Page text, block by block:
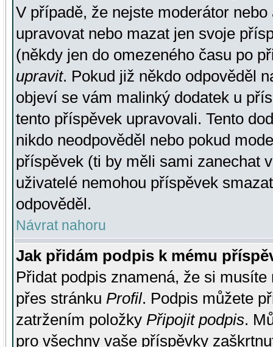
V případě, že nejste moderátor
upravovat nebo mazat jen svoje
(někdy jen do omezeného času po
upravit. Pokud již někdo odpověděl
objeví se vám malinký dodatek u
tento příspěvek upravovali. Tento
nikdo neodpověděl nebo pokud
příspěvek (ti by měli sami zanechat
uživatelé nemohou příspěvek
odpověděl.
Návrat nahoru
Jak přidám podpis k mému
Přidat podpis znamená, že si
přes stránku Profil. Podpis můžete
zatržením položky Připojit podpis.
pro všechny vaše příspěvky